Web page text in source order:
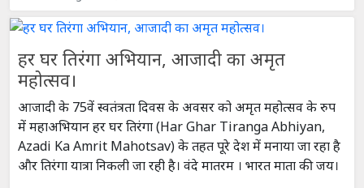
हर घर तिरंगा अभियान, आजादी का अमृत
महोत्सव।
आजादी के 75वें स्वतंत्रता दिवस के अवसर को अमृत महोत्सव के रुप
में महाअभियान हर घर तिरंगा (Har Ghar Tiranga Abhiyan,
Azadi Ka Amrit Mahotsav) के तहत पूरे देश में मनाया जा रहा है
और तिरंगा यात्रा निकली जा रही है। वंदे मातरम । भारत माता की जय।